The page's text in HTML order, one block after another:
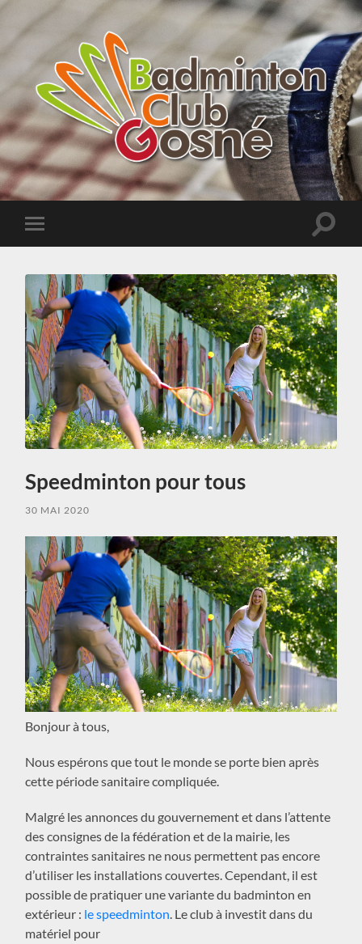
Badminton
Club
de
Toggle
mobile
Toggle
Speedminton pour tous
30 MAI 2020
Bonjour à tous,
Nous espérons que tout le monde se porte bien après
cette période sanitaire compliquée.
Malgré les annonces du gouvernement et dans l’attente
des consignes de la fédération et de la mairie, les
contraintes sanitaires ne nous permettent pas encore
d’utiliser les installations couvertes. Cependant, il est
possible de pratiquer une variante du badminton en
extérieur : le speedminton. Le club à investit dans du
matériel pour